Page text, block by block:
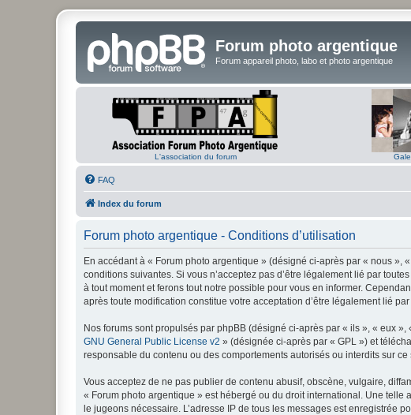
Forum photo argentique
Forum appareil photo, labo et photo argentique
L'association du forum
FAQ
Index du forum
Forum photo argentique - Conditions d’utilisation
En accédant à « Forum photo argentique » (désigné ci-après par « nous »,
conditions suivantes. Si vous n’acceptez pas d’être légalement lié par
à tout moment et ferons tout notre possible pour vous en informer.
après toute modification constitue votre acceptation d’être légalement lié
Nos forums sont propulsés par phpBB (désigné ci-après par « ils », « eux
GNU General Public License v2 » (désignée ci-après par « GPL ») et
responsable du contenu ou des comportements autorisés ou interdits sur
Vous acceptez de ne pas publier de contenu abusif, obscène, vulgaire,
« Forum photo argentique » est hébergé ou du droit international. Une telle
le jugeons nécessaire. L’adresse IP de tous les messages est enregistrée